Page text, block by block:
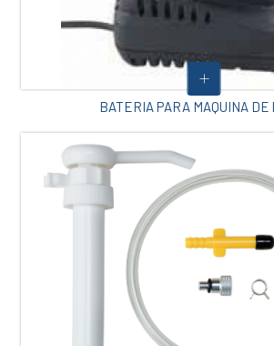
BATERIA PARA MAQUINA DE